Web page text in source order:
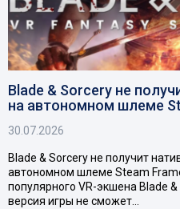
Blade & Sorcery не
на автономном шлеме
30.07.2026
Blade & Sorcery не получит
автономном шлеме Steam
популярного VR-экшена Blade
версия игры не сможет…